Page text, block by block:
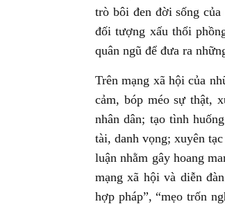
trò bôi đen đời sống
đối tượng xấu thổi
quân ngũ để đưa ra
Trên mạng xã hội của
cảm, bóp méo sự thật,
nhân dân; tạo tình
tài, danh vọng; xuyên
luận nhằm gây hoang
mạng xã hội và diễn
hợp pháp”, “mẹo trốn